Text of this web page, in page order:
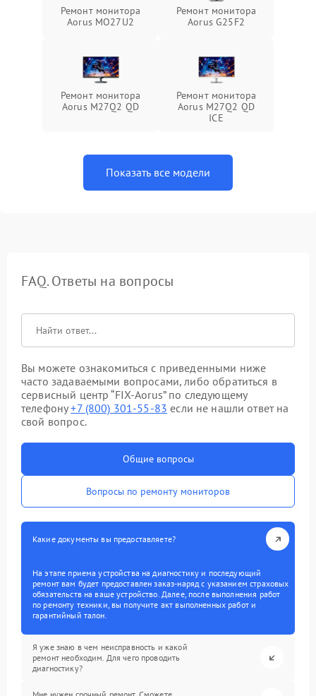
Ремонт монитора
Aorus MO27U2
Ремонт монитора
Aorus G25F2
Ремонт монитора
Aorus M27Q2 QD
Ремонт монитора
Aorus M27Q2 QD
ICE
Показать все модели
FAQ. Ответы на вопросы
Вы можете ознакомиться с приведенными ниже
часто задаваемыми вопросами, либо обратиться в
сервисный центр “FIX-Aorus” по следующему
телефону+7 (800) 301-55-83 если не нашли ответ на
свой вопрос.
Общие вопросы
Вопросы по ремонту мониторов
Какие документы вы предоставляете?
На этапе приема устройства на диагностику и последующий
ремонт вам будет предоставлен заказ-наряд с указанием страховых
обязательств на ваше устройство. Далее, после выполнения работ
по ремонту техники, вы получите акт выполненных работ и
гарантийный талон.
Я уже знаю в чем неисправность и какой
ремонт необходим. Для чего проводить
диагностику?